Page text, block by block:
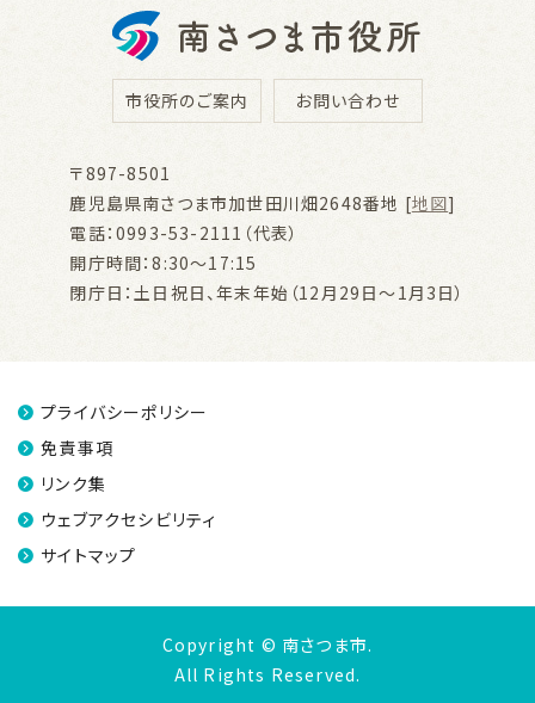
市役所のご案内 お問い合わせ
〒897-8501
鹿児島県南さつま市加世田川畑2648番地 [地図]
電話：0993-53-2111（代表）
開庁時間：8:30～17:15
閉庁日：土日祝日、年末年始（12月29日～1月3日）
プライバシーポリシー
免責事項
リンク集
ウェブアクセシビリティ
サイトマップ
Copyright © 南さつま市.
All Rights Reserved.